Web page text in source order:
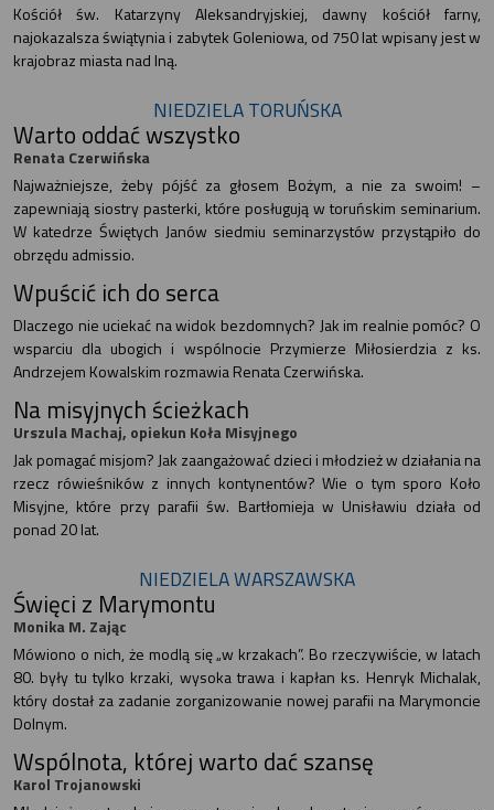
Kościół św. Katarzyny Aleksandryjskiej, dawny kościół farny,
najokazalsza świątynia i zabytek Goleniowa, od 750 lat wpisany jest w
krajobraz miasta nad Iną.
NIEDZIELA TORUŃSKA
Warto oddać wszystko
Renata Czerwińska
Najważniejsze, żeby pójść za głosem Bożym, a nie za swoim! –
zapewniają siostry pasterki, które posługują w toruńskim seminarium.
W katedrze Świętych Janów siedmiu seminarzystów przystąpiło do
obrzędu admissio.
Wpuścić ich do serca
Dlaczego nie uciekać na widok bezdomnych? Jak im realnie pomóc? O
wsparciu dla ubogich i wspólnocie Przymierze Miłosierdzia z ks.
Andrzejem Kowalskim rozmawia Renata Czerwińska.
Na misyjnych ścieżkach
Urszula Machaj, opiekun Koła Misyjnego
Jak pomagać misjom? Jak zaangażować dzieci i młodzież w działania na
rzecz rówieśników z innych kontynentów? Wie o tym sporo Koło
Misyjne, które przy parafii św. Bartłomieja w Unisławiu działa od
ponad 20 lat.
NIEDZIELA WARSZAWSKA
Święci z Marymontu
Monika M. Zając
Mówiono o nich, że modlą się „w krzakach”. Bo rzeczywiście, w latach
80. były tu tylko krzaki, wysoka trawa i kapłan ks. Henryk Michalak,
który dostał za zadanie zorganizowanie nowej parafii na Marymoncie
Dolnym.
Wspólnota, której warto dać szansę
Karol Trojanowski